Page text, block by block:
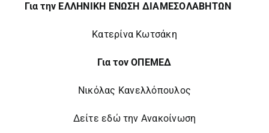
Για την ΕΛΛΗΝΙΚΗ ΕΝΩΣΗ ΔΙΑΜΕΣΟΛΑΒΗΤΩΝ
Κατερίνα Κωτσάκη
Για τον ΟΠΕΜΕΔ
Νικόλας Κανελλόπουλος
Δείτε εδώ την Ανακοίνωση